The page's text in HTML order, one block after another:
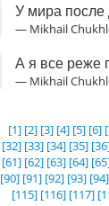
У мира после
— Mikhail
А я все реже
— Mikhail
[1] [2] [3] [4] [5] [6]
[32] [33] [34] [35]
[61] [62] [63] [64]
[90] [91] [92] [93] [94]
[115] [116] [117]